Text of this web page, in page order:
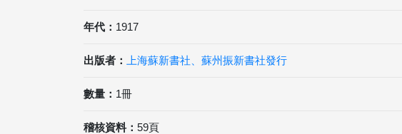
年代： 1917
出版者： 上海蘇新書社、蘇州振新書社發行
數量： 1冊
稽核資料： 59頁